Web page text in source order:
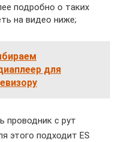
подробно о таких
на видео ниже;
для
проводник с рут
этого подходит ES